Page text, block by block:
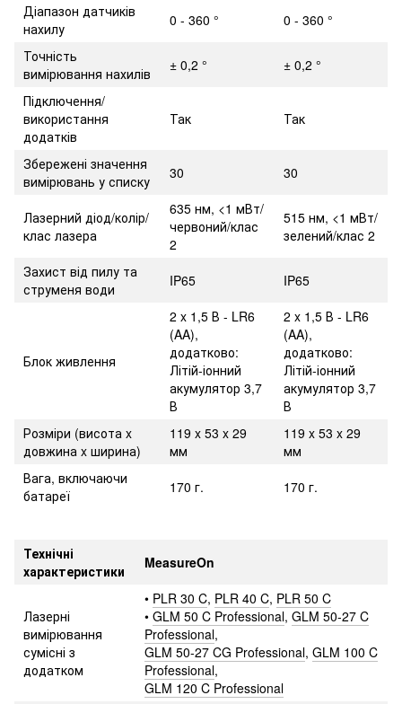
Діапазон датчиків
нахилу
0 - 360 °
0 - 360 °
Точність
вимірювання нахилів
± 0,2 °
± 0,2 °
Підключення/
використання
додатків
Так Так
Збережені значення
вимірювань у списку
30 30
Лазерний діод/колір/
клас лазера
635 нм, <1 мВт/
червоний/клас
2
515 нм, <1 мВт/
зелений/клас 2
Захист від пилу та
струменя води
IP65 IP65
Блок живлення
2 x 1,5 В - LR6
(AA),
додатково:
Літій-іонний
акумулятор 3,7
В
2 x 1,5 В - LR6
(AA),
додатково:
Літій-іонний
акумулятор 3,7
В
Розміри (висота x
довжина x ширина)
119 x 53 x 29
мм
119 x 53 x 29
мм
Вага, включаючи
батареї
170 г. 170 г.
Технічні
характеристики
MeasureOn
Лазерні
вимірювання
сумісні з
додатком
• PLR 30 C, PLR 40 C, PLR 50 C
• GLM 50 C Professional, GLM 50-27 C
Professional,
GLM 50-27 CG Professional, GLM 100 C
Professional,
GLM 120 C Professional